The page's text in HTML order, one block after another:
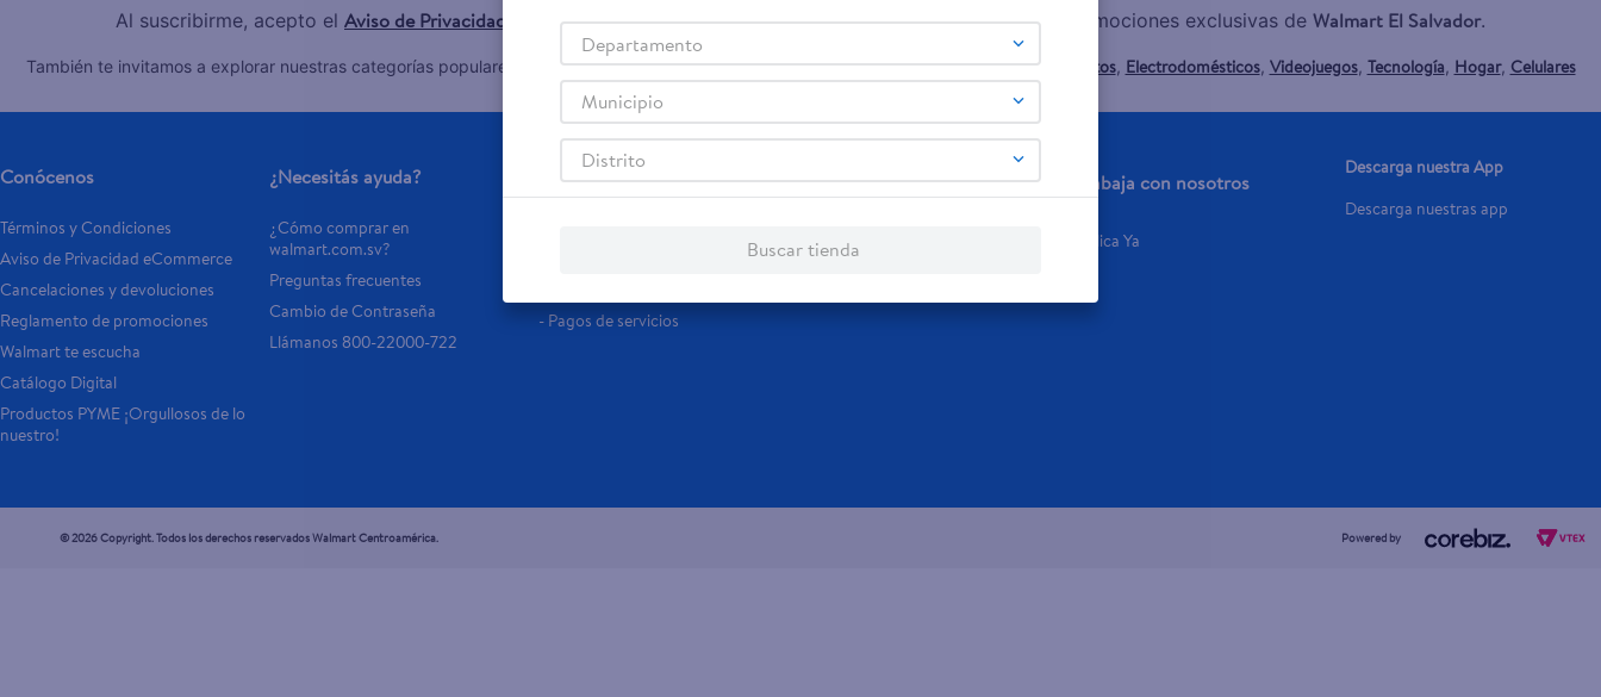
Al suscribirme, acepto el Aviso de Privacidad y losTérminos y Condiciones, así como el envío de noticias y promociones exclusivas de Walmart El Salvador.
También te invitamos a explorar nuestras categorías populares: Celulares,Línea blanca,Laptops,Colchones,Pantallas,Antigripales,Suplementos, Electrodomésticos, Videojuegos, Tecnología, Hogar, Celulares
Samsung,Celulares iPhone,Celulares Xiaomi,Celulares Honor.
Conócenos
Términos y Condiciones
Aviso de Privacidad eCommerce
Cancelaciones y devoluciones
Reglamento de promociones
Walmart te escucha
Catálogo Digital
Productos PYME ¡Orgullosos de lo
nuestro!
¿Necesitás ayuda?
¿Cómo comprar en
walmart.com.sv?
Preguntas frecuentes
Cambio de Contraseña
Llámanos 800-22000-722
Servicios
- Pagos de servicios
Financiamiento
Tarjeta de Crédito
Trabaja con nosotros
Aplica Ya
Descarga nuestra App
Descarga nuestras app
© 2026 Copyright. Todos los derechos reservados Walmart Centroamérica. Powered by
Departamento
Municipio
Distrito
Buscar tienda